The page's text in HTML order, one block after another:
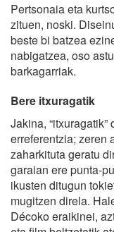
Pertsonaia eta
zituen, noski.
beste bi batzea
nabigatzea, oso
barkagarriak.
Bere itxuragatik
Jakina,
erreferentzia; zeren
zaharkituta geratu
garaian ere punta-
ikusten ditugun
mugitzen direla.
Décoko eraikinei,